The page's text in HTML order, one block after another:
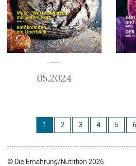
05.2024
1 2 3 4 5 6
© Die Ernährung/Nutrition 2026